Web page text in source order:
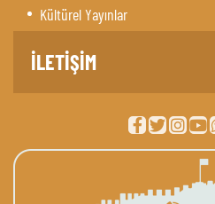
Kültürel Yayınlar
İLETİŞİM